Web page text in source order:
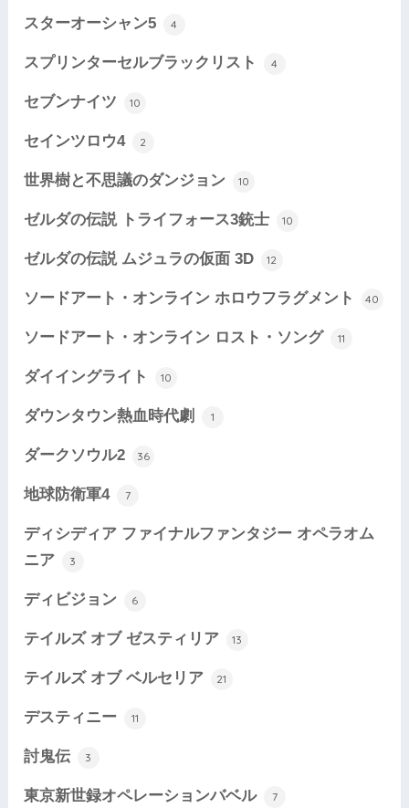
スターオーシャン5 4
スプリンターセルブラックリスト 4
セブンナイツ 10
セインツロウ4 2
世界樹と不思議のダンジョン 10
ゼルダの伝説 トライフォース3銃士 10
ゼルダの伝説 ムジュラの仮面 3D 12
ソードアート・オンライン ホロウフラグメント 40
ソードアート・オンライン ロスト・ソング 11
ダイイングライト 10
ダウンタウン熱血時代劇 1
ダークソウル2 36
地球防衛軍4 7
ディシディア ファイナルファンタジー オペラオム
ニア
3
ディビジョン 6
テイルズ オブ ゼスティリア 13
テイルズ オブ ベルセリア 21
デスティニー 11
討鬼伝 3
東京新世録オペレーションバベル 7